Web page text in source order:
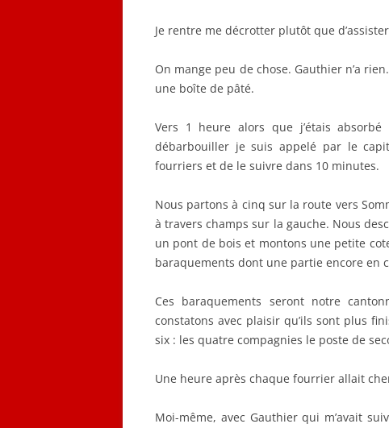
Je rentre me décrotter plutôt que
On mange peu de chose. Gauthier n’a
une boîte de pâté.
Vers 1 heure alors que j’étais
débarbouiller je suis appelé par le
fourriers et de le suivre dans 10 minutes.
Nous partons à cinq sur la route vers
à travers champs sur la gauche. Nous
un pont de bois et montons une petite
baraquements dont une partie encore en
Ces baraquements seront notre
constatons avec plaisir qu’ils sont plus
six : les quatre compagnies le poste de
Une heure après chaque fourrier allait
Moi-même, avec Gauthier qui m’avait